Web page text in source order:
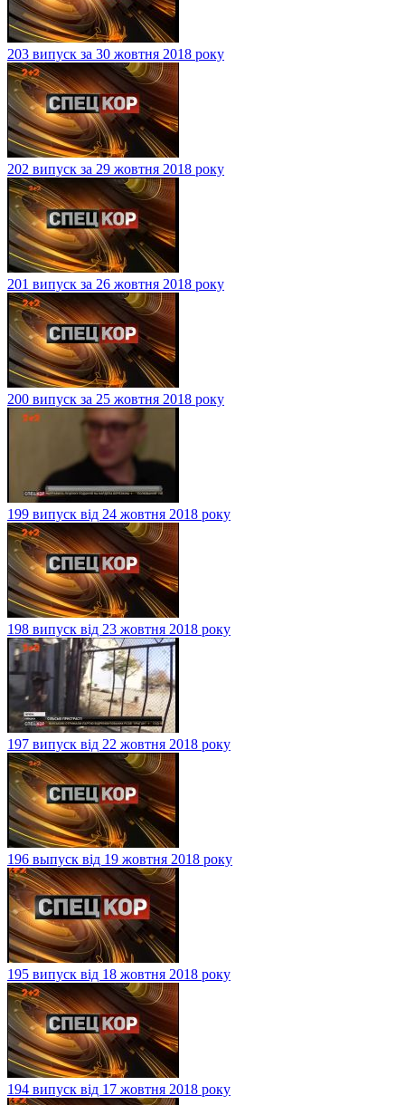
203 випуск за 30 жовтня 2018 року
202 випуск за 29 жовтня 2018 року
201 випуск за 26 жовтня 2018 року
200 випуск за 25 жовтня 2018 року
199 випуск від 24 жовтня 2018 року
198 випуск від 23 жовтня 2018 року
197 випуск від 22 жовтня 2018 року
196 выпуск від 19 жовтня 2018 року
195 випуск від 18 жовтня 2018 року
194 випуск від 17 жовтня 2018 року